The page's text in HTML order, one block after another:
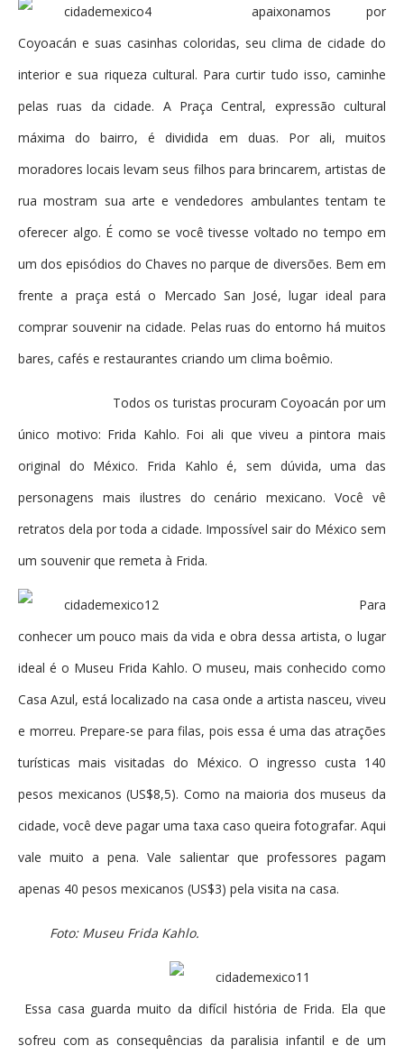
apaixonamos por
Coyoacán e suas casinhas coloridas, seu clima de cidade do
interior e sua riqueza cultural. Para curtir tudo isso, caminhe
pelas ruas da cidade. A Praça Central, expressão cultural
máxima do bairro, é dividida em duas. Por ali, muitos
moradores locais levam seus filhos para brincarem, artistas de
rua mostram sua arte e vendedores ambulantes tentam te
oferecer algo. É como se você tivesse voltado no tempo em
um dos episódios do Chaves no parque de diversões. Bem em
frente a praça está o Mercado San José, lugar ideal para
comprar souvenir na cidade. Pelas ruas do entorno há muitos
bares, cafés e restaurantes criando um clima boêmio.
Todos os turistas procuram Coyoacán por um
único motivo: Frida Kahlo. Foi ali que viveu a pintora mais
original do México. Frida Kahlo é, sem dúvida, uma das
personagens mais ilustres do cenário mexicano. Você vê
retratos dela por toda a cidade. Impossível sair do México sem
um souvenir que remeta à Frida.
Para
conhecer um pouco mais da vida e obra dessa artista, o lugar
ideal é o Museu Frida Kahlo. O museu, mais conhecido como
Casa Azul, está localizado na casa onde a artista nasceu, viveu
e morreu. Prepare-se para filas, pois essa é uma das atrações
turísticas mais visitadas do México. O ingresso custa 140
pesos mexicanos (US$8,5). Como na maioria dos museus da
cidade, você deve pagar uma taxa caso queira fotografar. Aqui
vale muito a pena. Vale salientar que professores pagam
apenas 40 pesos mexicanos (US$3) pela visita na casa.
Foto: Museu Frida Kahlo.
Essa casa guarda muito da difícil história de Frida. Ela que
sofreu com as consequências da paralisia infantil e de um